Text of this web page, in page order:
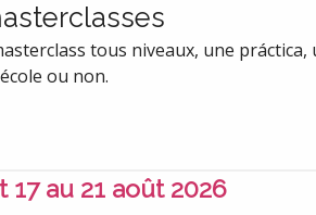
tous niveaux, une
ou non.
17 au 21 août 2026